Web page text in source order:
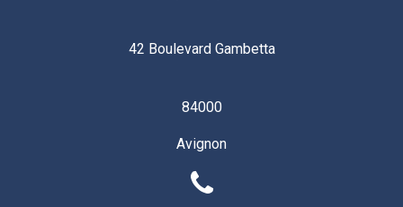
42 Boulevard Gambetta
84000
Avignon